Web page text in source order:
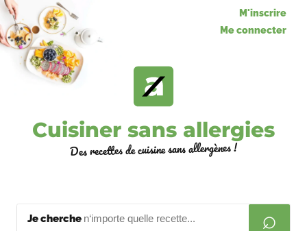
M'inscrire
Me connecter
Cuisiner sans allergies
Des recettes de cuisine sans allergènes !
Je cherche